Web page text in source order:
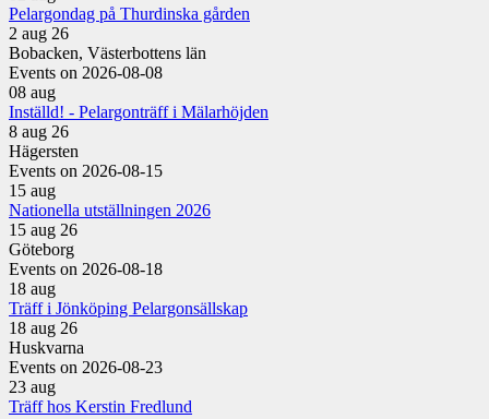
Pelargondag på Thurdinska gården
2 aug 26
Bobacken, Västerbottens län
Events on 2026-08-08
08 aug
Inställd! - Pelargonträff i Mälarhöjden
8 aug 26
Hägersten
Events on 2026-08-15
15 aug
Nationella utställningen 2026
15 aug 26
Göteborg
Events on 2026-08-18
18 aug
Träff i Jönköping Pelargonsällskap
18 aug 26
Huskvarna
Events on 2026-08-23
23 aug
Träff hos Kerstin Fredlund